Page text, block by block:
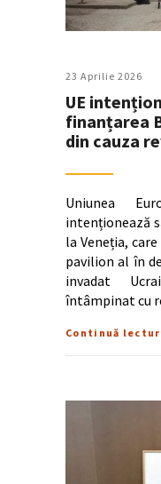
23 Aprilie 2026
UE
finanțarea
din cauza
Uniunea
intenționează
la Veneția,
pavilion al în
invadat
întâmpinat cu
Continuă